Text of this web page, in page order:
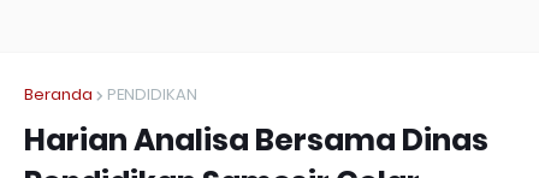
Beranda PENDIDIKAN
Harian Analisa Bersama Dinas